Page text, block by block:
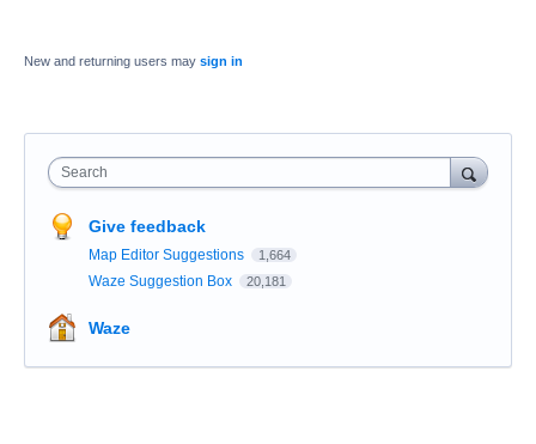
New and returning users may sign in
Search
Give feedback
Map Editor Suggestions 1,664
Waze Suggestion Box 20,181
Waze